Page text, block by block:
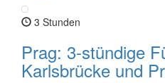
3 Stunden
Prag: 3-stündige
Karlsbrücke und